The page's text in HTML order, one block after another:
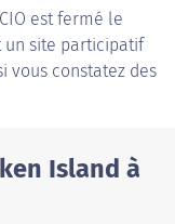
est fermé le
un site participatif
vous constatez des
Island à